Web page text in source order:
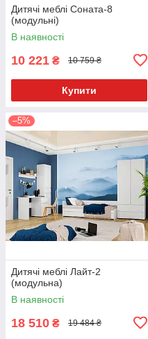
Дитячі меблі Соната-8
(модульні)
В наявності
10 221 ₴ 10 759 ₴
Купити
–5%
Дитячі меблі Лайт-2
(модульна)
В наявності
18 510 ₴ 19 484 ₴